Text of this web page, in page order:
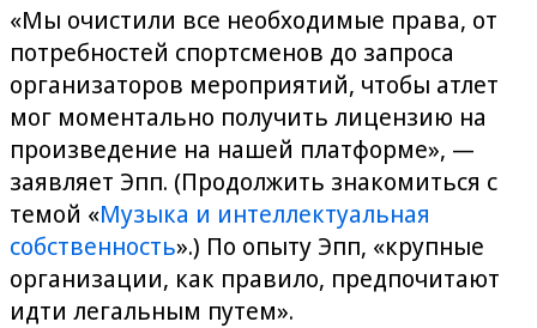
«Мы очистили все необходимые права, от
потребностей спортсменов до запроса
организаторов мероприятий, чтобы атлет
мог моментально получить лицензию на
произведение на нашей платформе», —
заявляет Эпп. (Продолжить знакомиться с
темой «Музыка и интеллектуальная
собственность».) По опыту Эпп, «крупные
организации, как правило, предпочитают
идти легальным путем».